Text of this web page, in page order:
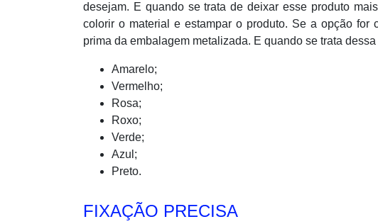
desejam. E quando se trata de deixar esse produto
colorir o material e estampar o produto. Se a opção for
prima da embalagem metalizada. E quando se trata
Amarelo;
Vermelho;
Rosa;
Roxo;
Verde;
Azul;
Preto.
FIXAÇÃO PRECISA